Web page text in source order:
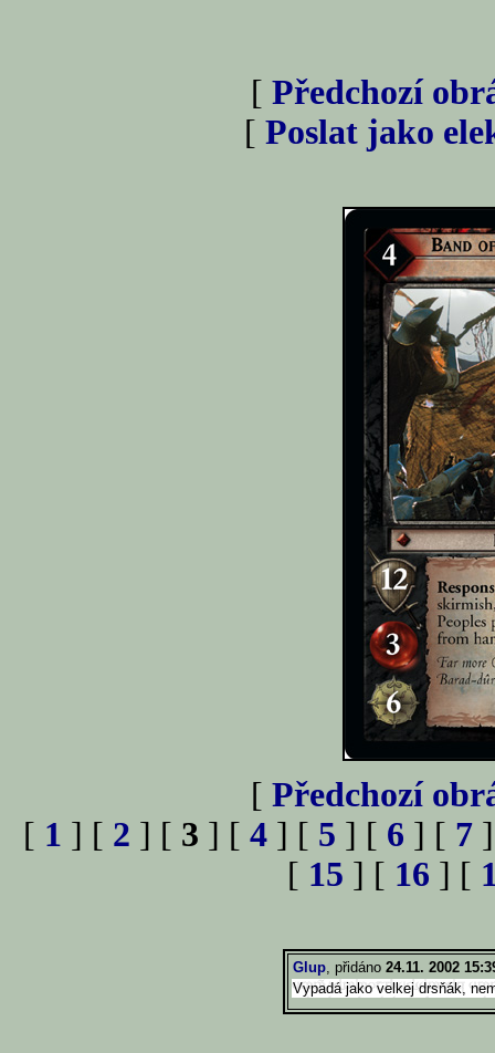
[ Předchozí
[ Poslat jako
[ Předchozí
[ 1 ] [ 2 ] [ 3 ] [ 4 ] [ 5 ] [ 6 ] [ 7
[ 15 ] [ 16 ] [
Glup, přidáno 24.11. 2002
Vypadá jako velkej drsňák,